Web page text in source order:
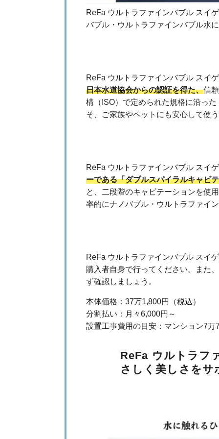
ReFa ウルトラファインバブル スイ
バブル・ウルトラファインバブル水
ReFa ウルトラファインバブル スイ
日本水道協会からの認証を得た、信
構（ISO）で定められた規格に沿っ
そ、ご家族やペットにも安心して使
ReFa ウルトラファインバブル スイ
ーである「ダブルスパイラルキャビ
と、二段階のキャビテーションを使
率的にナノバブル・ウルトラファイ
ReFa ウルトラファインバブル スイ
購入者自身で行ってください。また、
ず確認しましょう。
本体価格：37万1,800円（税込）
分割払い：月々6,000円～
設置工事費用の目安：マンション7
ReFa ウルトラフ
さしく美しさをサ